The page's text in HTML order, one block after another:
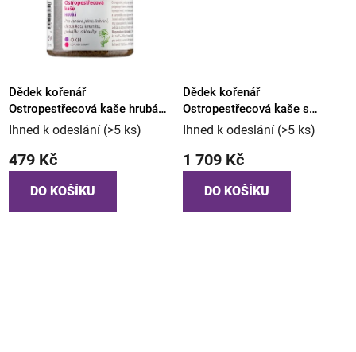
Dědek kořenář
Ostropestřecová kaše hrubá
90ml
Ihned k odeslání (>5 ks)
479 Kč
DO KOŠÍKU
Dědek kořenář
Ostropestřecová kaše s
pampeliškou 350ml
Ihned k odeslání (>5 ks)
1 709 Kč
DO KOŠÍKU